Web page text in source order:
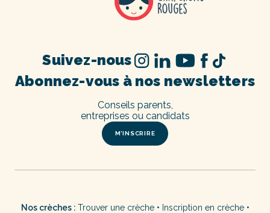
Abonnez-vous à nos newsletters
M’INSCRIRE
Conseils parents,
entreprises ou candidats
Suivez-nous
Nos crèches : Trouver une crèche• Inscription en crèche•